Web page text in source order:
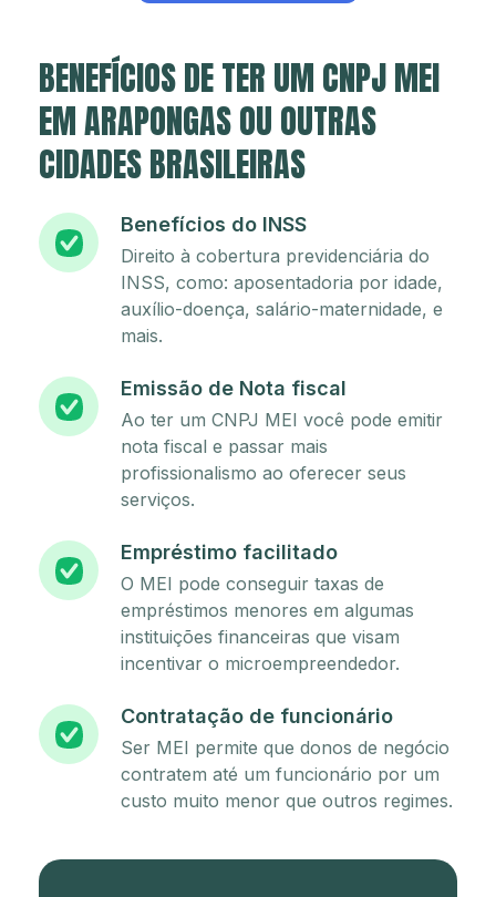
BENEFÍCIOS DE TER UM CNPJ MEI
EM ARAPONGAS OU OUTRAS
CIDADES BRASILEIRAS
Benefícios do INSS
Direito à cobertura previdenciária do
INSS, como: aposentadoria por idade,
auxílio-doença, salário-maternidade, e
mais.
Emissão de Nota fiscal
Ao ter um CNPJ MEI você pode emitir
nota fiscal e passar mais
profissionalismo ao oferecer seus
serviços.
Empréstimo facilitado
O MEI pode conseguir taxas de
empréstimos menores em algumas
instituições financeiras que visam
incentivar o microempreendedor.
Contratação de funcionário
Ser MEI permite que donos de negócio
contratem até um funcionário por um
custo muito menor que outros regimes.